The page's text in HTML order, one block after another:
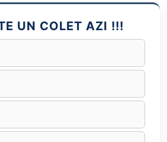
UN COLET AZI !!!